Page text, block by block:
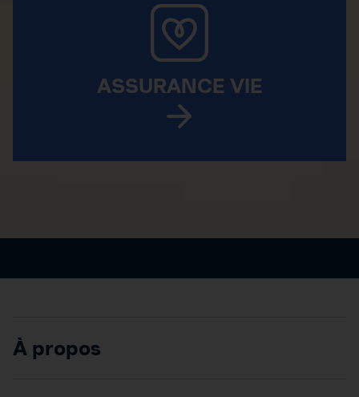
ASSURANCE VIE
À propos